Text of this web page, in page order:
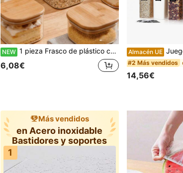
NEW 1 pieza Frasco de plástico cuadrado sellado - Recipiente físico con tapa de madera Frasco de almacenamiento de alimentos multifuncional, a prueba de humedad y de insectos, en tres tamaños, resistente, a prueba de fugas, almacenamiento libre de humedad para granos de café, té, pasta, harina, azúcar, nueces, dulces, sales de baño - El artículo de cocina perfecto para el hogar para organizar despensas y encimeras
6,08€
Almacén UE Juego de 7/10/24 recipientes herméticos para
#2 Más vendidos
14,56€
Más vendidos
en Acero inoxidable
Bastidores y soportes
1